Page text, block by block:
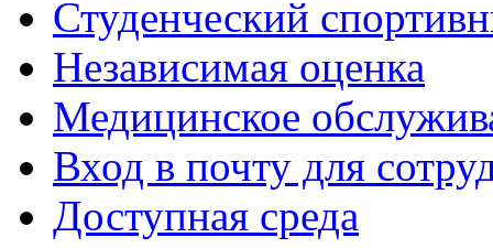
Студенческий
Независимая оценка
Медицинское
Вход в почту для
Доступная среда